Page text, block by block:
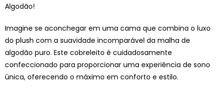
Algodão!
Imagine se aconchegar em uma cama que combina o luxo
do plush com a suavidade incomparável da malha de
algodão puro. Este cobreleito é cuidadosamente
confeccionado para proporcionar uma experiência de sono
única, oferecendo o máximo em conforto e estilo.